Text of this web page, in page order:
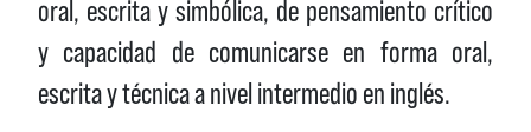
oral, escrita y simbólica, de pensamiento crítico
y capacidad de comunicarse en forma oral,
escrita y técnica a nivel intermedio en inglés.